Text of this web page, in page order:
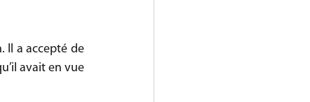
Il a accepté de
avait en vue